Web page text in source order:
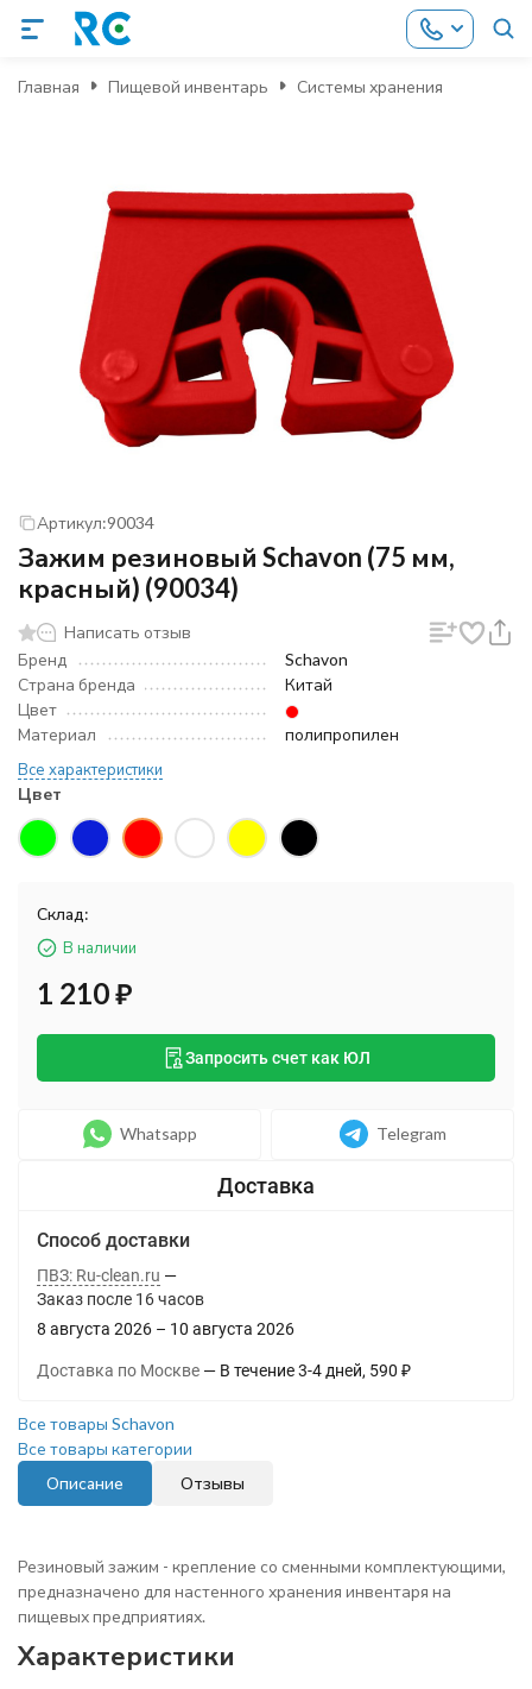
Главная Пищевой инвентарь Системы хранения
Артикул:90034
Зажим резиновый Schavon (75 мм,
красный) (90034)
Написать отзыв
Бренд
Schavon
Страна бренда
Китай
Цвет
Материал
полипропилен
Все характеристики
Цвет
Склад:
В наличии
1 210₽
Запросить счет как ЮЛ
Whatsapp Telegram
Способ доставки
ПВЗ: Ru-clean.ru
Заказ после 16часов
8 августа 2026 – 10 августа 2026
Доставка по Москве В течение3-4 дней 590 ₽
Все товары Schavon
Все товары категории
Описание
Отзывы
Резиновый зажим - крепление со сменными комплектующими,
предназначено для настенного хранения инвентаря на
пищевых предприятиях.
Характеристики